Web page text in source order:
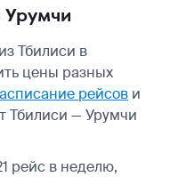
Тбилиси в
цены разных
рейсов и
Тбилиси — Урумчи
рейс в неделю,